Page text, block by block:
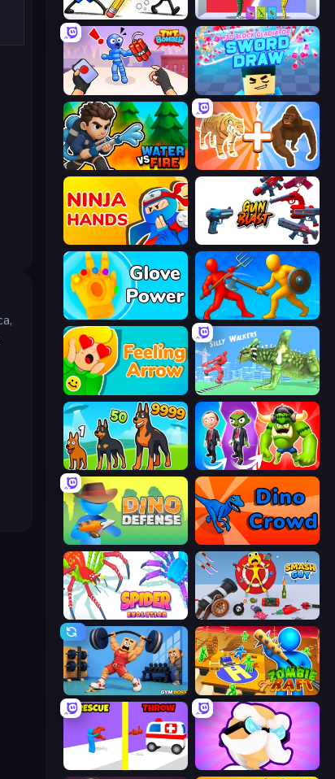
Doodle Smash Who Dies Last?
TNT Bomber
Water vs Fire Animal DNA Run
Ninja Hands
Glove Power Epic Sword Battle! Fight in Arena
Feeling Arrow Silly Walkers
Dogs vs Aliens Infection Town of Zombies
Dino Defense Dino Crowd
Spider Evolution: Runner Game Smash Guy: Ragdoll Punch Hero
Gym Boss Zombie Raft
Rescue Throw Mutant Idle